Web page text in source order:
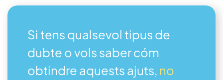
Si tens qualsevol tipus de
dubte o vols saber cóm
obtindre aquests ajuts, no